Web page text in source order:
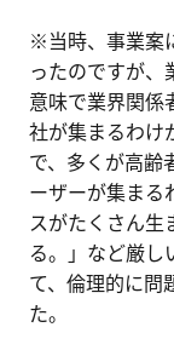
※当時、事業案
ったのですが、
意味で業界関係
社が集まるわけ
で、多くが高齢
ーザーが集まる
スがたくさん生
る。」など厳し
て、倫理的に問
た。